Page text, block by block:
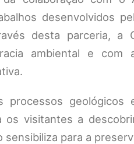
desenvolvidos
desta parceria, a
ambiental e
processos
os visitantes a
sensibiliza para a